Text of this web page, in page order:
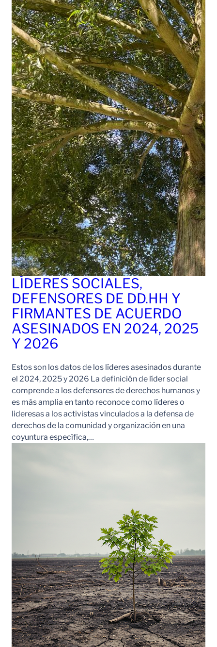
LÍDERES SOCIALES,
DEFENSORES DE DD.HH Y
FIRMANTES DE ACUERDO
ASESINADOS EN 2024, 2025
Y 2026
Estos son los datos de los líderes asesinados durante
el 2024, 2025 y 2026 La definición de líder social
comprende a los defensores de derechos humanos y
es más amplia en tanto reconoce como líderes o
lideresas a los activistas vinculados a la defensa de
derechos de la comunidad y organización en una
coyuntura específica,…